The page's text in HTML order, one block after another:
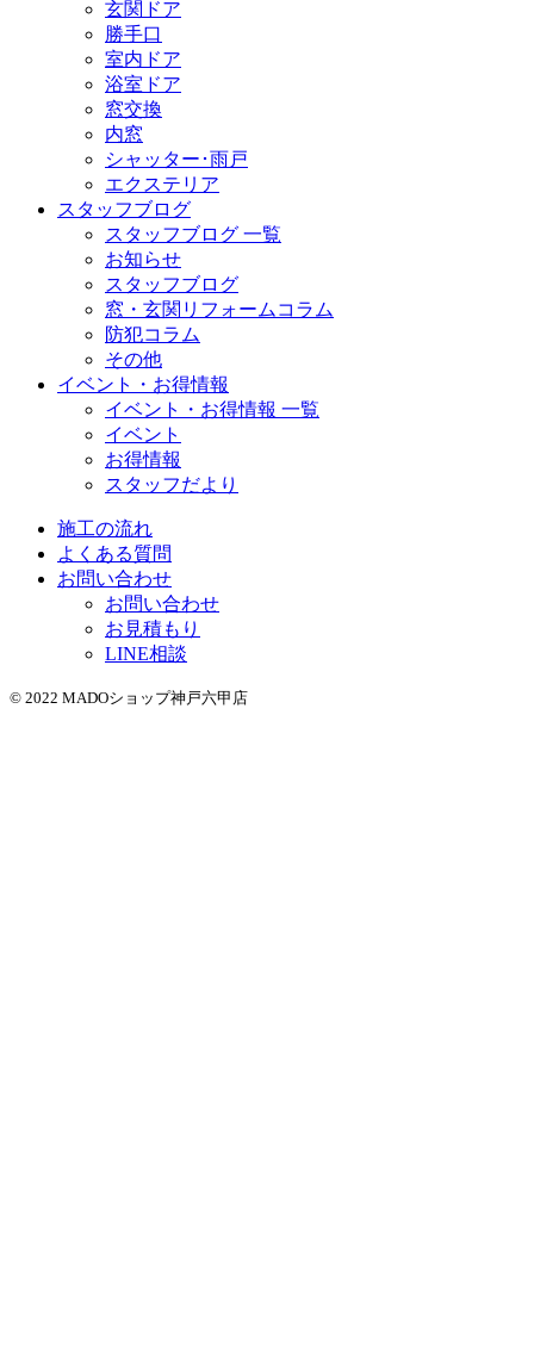
玄関ドア
勝手口
室内ドア
浴室ドア
窓交換
内窓
シャッター･雨戸
エクステリア
スタッフブログ
スタッフブログ 一覧
お知らせ
スタッフブログ
窓・玄関リフォームコラム
防犯コラム
その他
イベント・お得情報
イベント・お得情報 一覧
イベント
お得情報
スタッフだより
施工の流れ
よくある質問
お問い合わせ
お問い合わせ
お見積もり
LINE相談
© 2022 MADOショップ神戸六甲店